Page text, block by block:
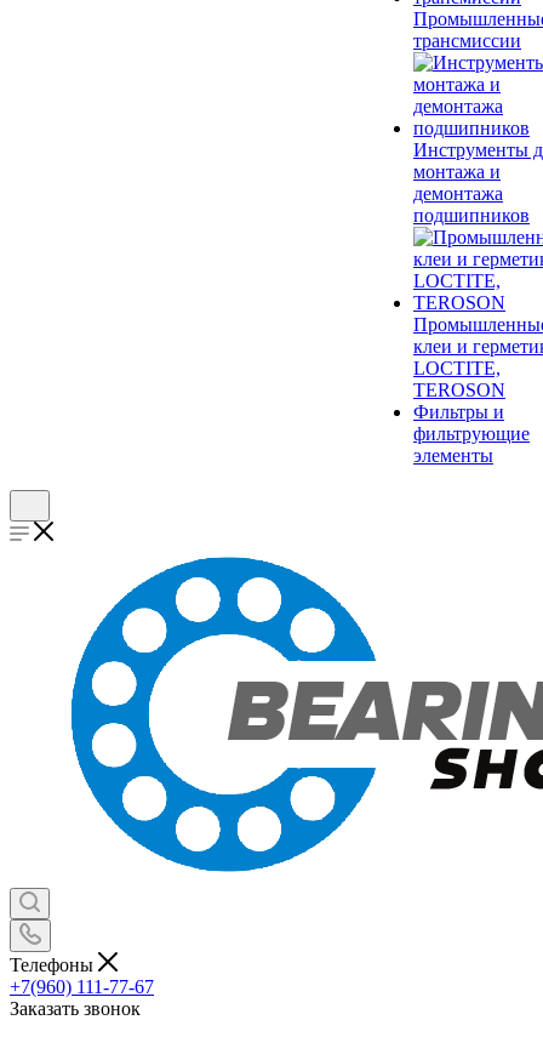
трансмиссии
Инструменты
монтажа и
демонтажа
подшипников
клеи и
LOCTITE,
TEROSON
Фильтры и
фильтрующие
элементы
Телефоны
+7(960) 111-77-67
Заказать звонок